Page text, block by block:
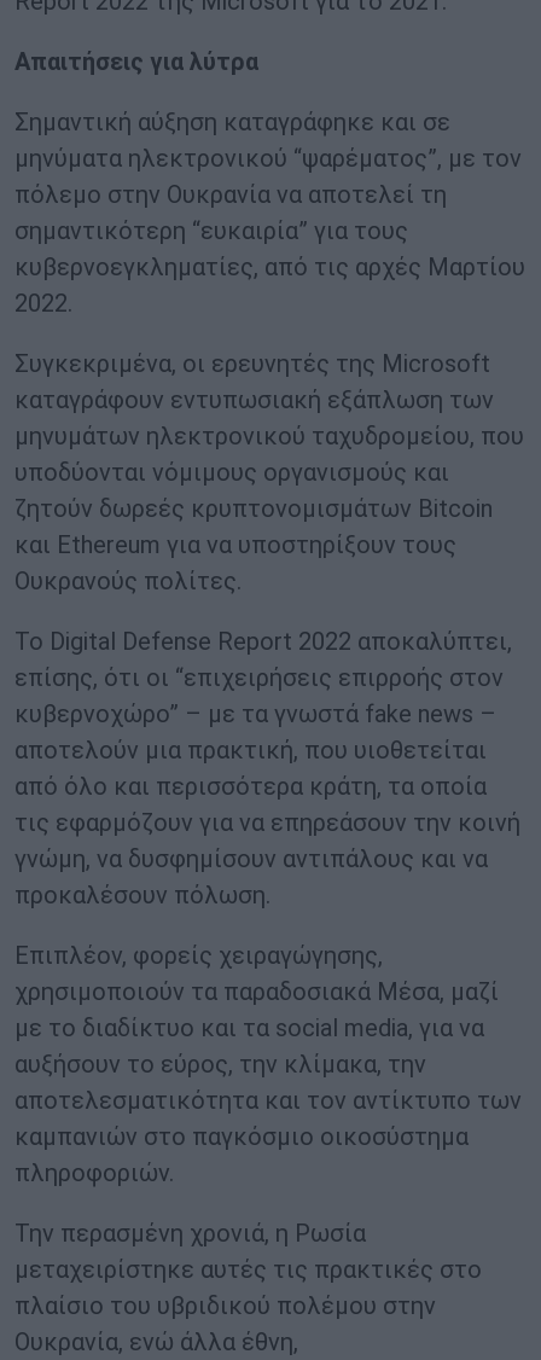
Απαιτήσεις για λύτρα
Σημαντική αύξηση καταγράφηκε και σε
μηνύματα ηλεκτρονικού “ψαρέματος”, με τον
πόλεμο στην Ουκρανία να αποτελεί τη
σημαντικότερη “ευκαιρία” για τους
κυβερνοεγκληματίες, από τις αρχές Μαρτίου
2022.
Συγκεκριμένα, οι ερευνητές της Microsoft
καταγράφουν εντυπωσιακή εξάπλωση των
μηνυμάτων ηλεκτρονικού ταχυδρομείου, που
υποδύονται νόμιμους οργανισμούς και
ζητούν δωρεές κρυπτονομισμάτων Bitcoin
και Ethereum για να υποστηρίξουν τους
Ουκρανούς πολίτες.
Το Digital Defense Report 2022 αποκαλύπτει,
επίσης, ότι οι “επιχειρήσεις επιρροής στον
κυβερνοχώρο” – με τα γνωστά fake news –
αποτελούν μια πρακτική, που υιοθετείται
από όλο και περισσότερα κράτη, τα οποία
τις εφαρμόζουν για να επηρεάσουν την κοινή
γνώμη, να δυσφημίσουν αντιπάλους και να
προκαλέσουν πόλωση.
Επιπλέον, φορείς χειραγώγησης,
χρησιμοποιούν τα παραδοσιακά Μέσα, μαζί
με το διαδίκτυο και τα social media, για να
αυξήσουν το εύρος, την κλίμακα, την
αποτελεσματικότητα και τον αντίκτυπο των
καμπανιών στο παγκόσμιο οικοσύστημα
πληροφοριών.
Την περασμένη χρονιά, η Ρωσία
μεταχειρίστηκε αυτές τις πρακτικές στο
πλαίσιο του υβριδικού πολέμου στην
Ουκρανία, ενώ άλλα έθνη,